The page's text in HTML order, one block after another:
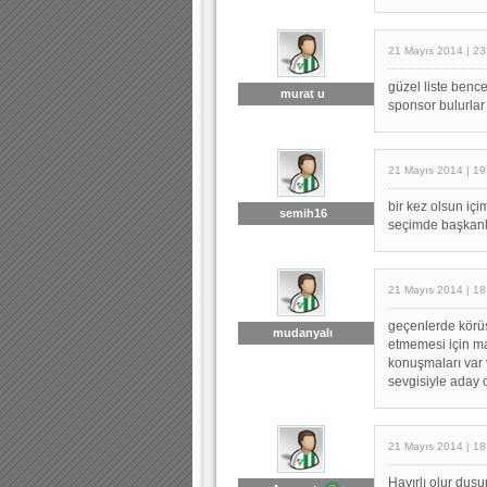
murat u
21 Mayıs 2014 |
güzel liste
sponsor bulurlar
semih16
21 Mayıs 2014 |
bir kez olsun
seçimde
mudanyalı
21 Mayıs 2014 |
geçenlerde
etmemesi için
konuşmaları var
sevgisiyle aday
21 Mayıs 2014 |
Hayırlı olur